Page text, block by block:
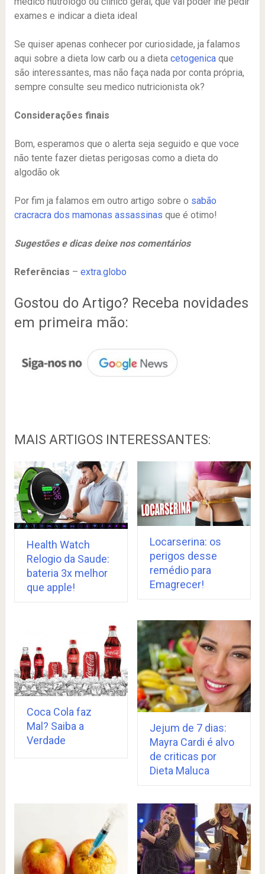
exames e indicar a dieta ideal
Se quiser apenas conhecer por curiosidade, ja falamos
aqui sobre a dieta low carb ou a dieta cetogenicaque
são interessantes, mas não faça nada por conta própria,
sempre consulte seu medico nutricionista ok?
Considerações finais
Bom, esperamos que o alerta seja seguido e que voce
não tente fazer dietas perigosas como a dieta do
algodão ok
Por fim ja falamos em outro artigo sobre o sabão
cracracra dos mamonas assassinas que é otimo!
Sugestões e dicas deixe nos comentários
Referências – extra.globo
Gostou do Artigo? Receba novidades
em primeira mão:
MAIS ARTIGOS INTERESSANTES:
Health Watch
Relogio da Saude:
bateria 3x melhor
que apple!
Locarserina: os
perigos desse
remédio para
Emagrecer!
Coca Cola faz
Mal? Saiba a
Verdade
Jejum de 7 dias:
Mayra Cardi é alvo
de criticas por
Dieta Maluca